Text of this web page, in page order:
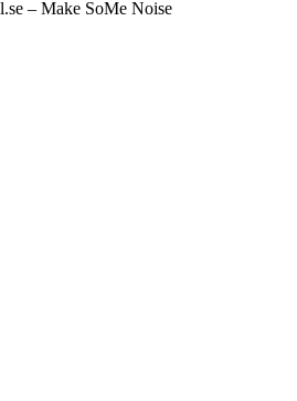
– Make SoMe Noise